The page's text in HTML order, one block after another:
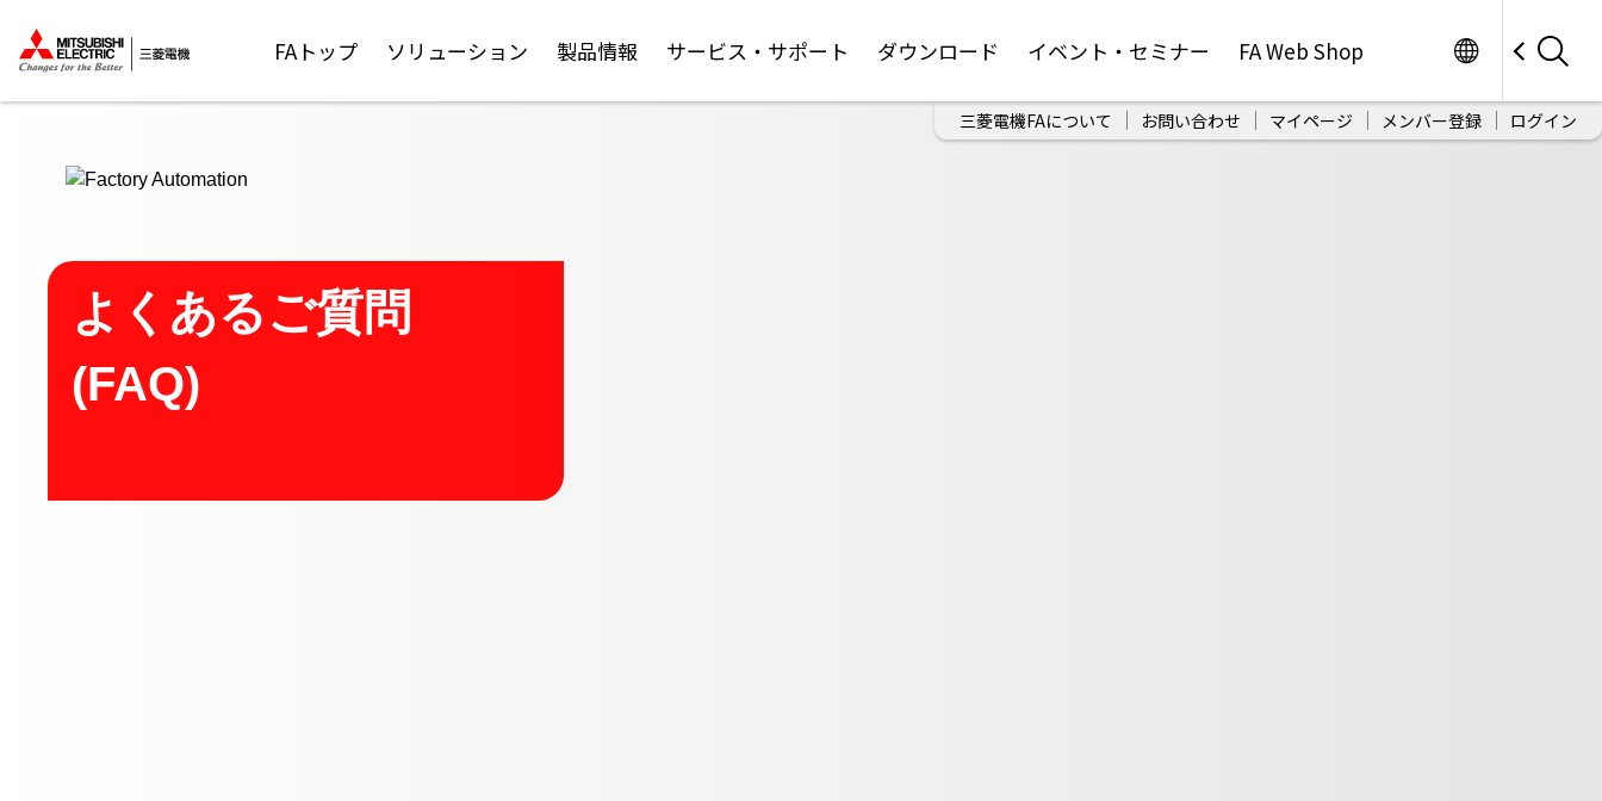
FAトップ ソリューション 製品情報 サービス・サポート ダウンロード イベント・セミナー FA Web Shop
三菱電機FAについて お問い合わせ マイページ メンバー登録 ログイン
よくあるご質問
(FAQ)